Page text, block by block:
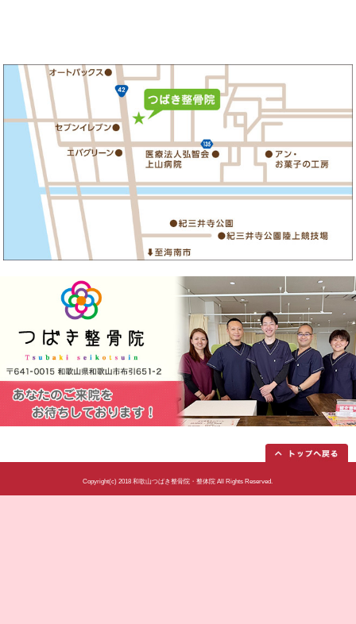
当院へのアクセス情報
〒641-0015 和歌山県和歌山市布
駐車場 ８台
電話番号 073-488-2933
予約 予約優先制とさせていただいてお